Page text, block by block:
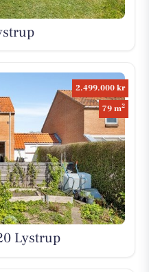
2.499.000 kr
79 m2
Lystrup